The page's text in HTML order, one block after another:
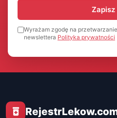
Zapisz
Wyrażam zgodę na
newslettera Polityka prywatności